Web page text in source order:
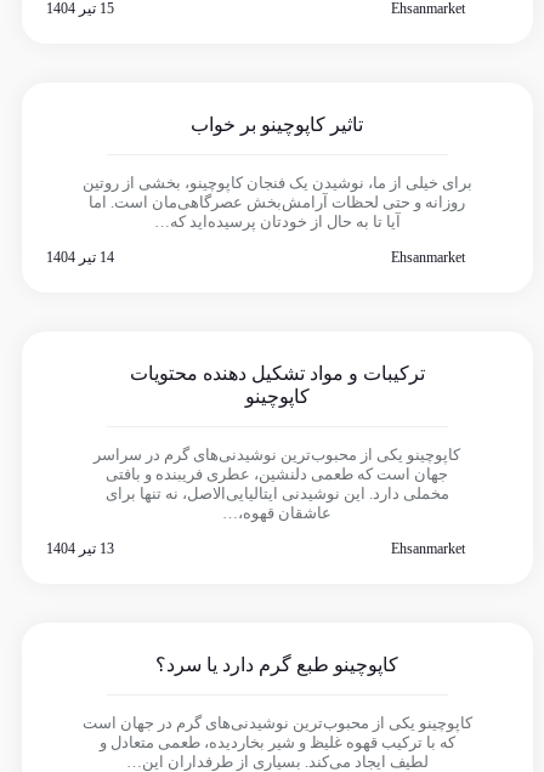
Ehsanmarket
تاثیر کاپوچینو بر خواب
برای خیلی از ما، نوشیدن یک فنجان کاپوچینو، بخشی از روتین
روزانه و حتی لحظات آرامش‌بخش عصرگاهی‌مان است. اما
آیا تا به حال از خودتان پرسیده‌اید که…
Ehsanmarket
ترکیبات و مواد تشکیل دهنده محتویات
کاپوچینو
کاپوچینو یکی از محبوب‌ترین نوشیدنی‌های گرم در سراسر
جهان است که طعمی دلنشین، عطری فریبنده و بافتی
مخملی دارد. این نوشیدنی ایتالیایی‌الاصل، نه تنها برای
عاشقان قهوه،…
Ehsanmarket
کاپوچینو طبع گرم دارد یا سرد؟
کاپوچینو یکی از محبوب‌ترین نوشیدنی‌های گرم در جهان است
که با ترکیب قهوه غلیظ و شیر بخار‌دیده، طعمی متعادل و
لطیف ایجاد می‌کند. بسیاری از طرفداران این…